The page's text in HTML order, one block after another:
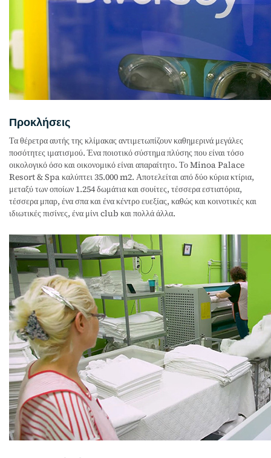
Προκλήσεις
Τα θέρετρα αυτής της κλίμακας αντιμετωπίζουν καθημερινά μεγάλες
ποσότητες ιματισμού. Ένα ποιοτικό σύστημα πλύσης που είναι τόσο
οικολογικό όσο και οικονομικό είναι απαραίτητο. Το Minoa Palace
Resort & Spa καλύπτει 35.000 m2. Αποτελείται από δύο κύρια κτίρια,
μεταξύ των οποίων 1.254 δωμάτια και σουίτες, τέσσερα εστιατόρια,
τέσσερα μπαρ, ένα σπα και ένα κέντρο ευεξίας, καθώς και κοινοτικές και
ιδιωτικές πισίνες, ένα μίνι club και πολλά άλλα.